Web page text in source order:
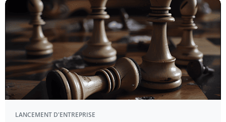
LANCEMENT D'ENTREPRISE